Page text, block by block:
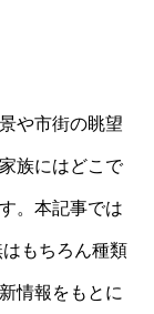
や市街の眺望
族にはどこで
。本記事では
はもちろん種類
情報をもとに